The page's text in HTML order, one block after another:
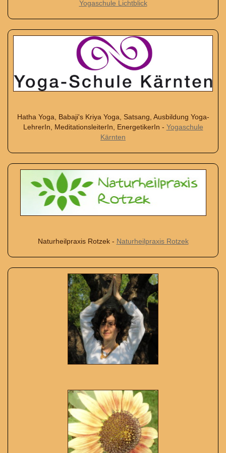
Yogaschule Lichtblick
Hatha Yoga, Babaji's Kriya Yoga, Satsang, Ausbildung Yoga-
LehrerIn, MeditationsleiterIn, EnergetikerIn - Yogaschule
Kärnten
Naturheilpraxis Rotzek - Naturheilpraxis Rotzek